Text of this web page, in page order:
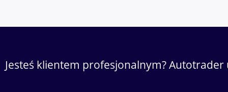
Jesteś klientem profesjonalnym?